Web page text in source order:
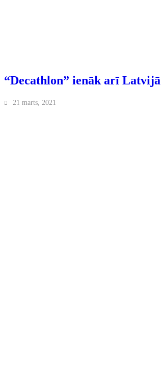
“Decathlon” ienāk arī Latvijā
21 marts, 2021